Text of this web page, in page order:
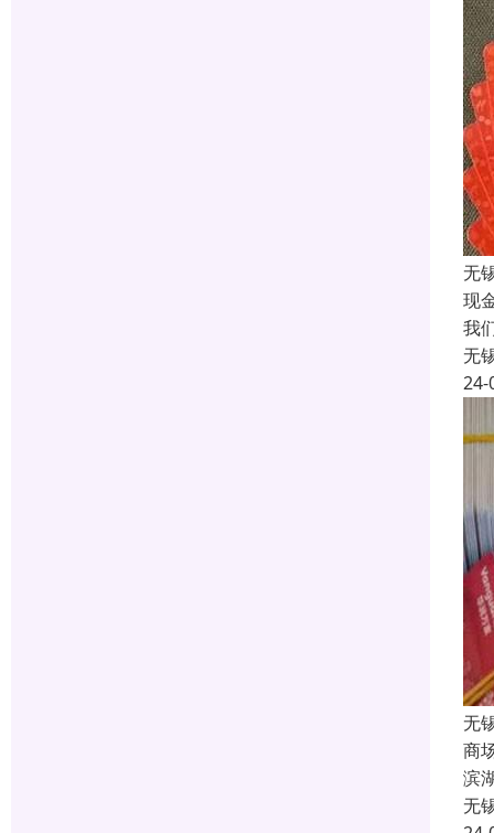
无
现
我
无
24-
无
商
滨
无